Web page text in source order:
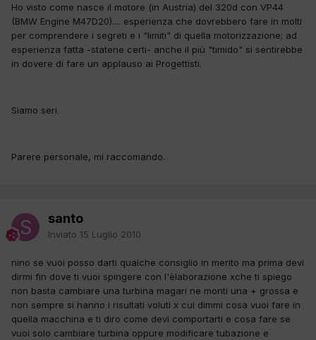
Ho visto come nasce il motore (in Austria) del 320d con VP44
(BMW Engine M47D20).... esperienza che dovrebbero fare in molti
per comprendere i segreti e i "limiti" di quella motorizzazione; ad
esperienza fatta -statene certi- anche il più "timido" si sentirebbe
in dovere di fare un applauso ai Progettisti.
Siamo seri.
Parere personale, mi raccomando.
santo
Inviato 15 Luglio 2010
nino se vuoi posso darti qualche consiglio in merito ma prima devi
dirmi fin dove ti vuoi spingere con l'èlaborazione xche ti spiego
non basta cambiare una turbina magari ne monti una + grossa e
non sempre si hanno i risultati voluti x cui dimmi cosa vuoi fare in
quella macchina e ti diro come devi comportarti e cosa fare se
vuoi solo cambiare turbina oppure modificare tubazione e